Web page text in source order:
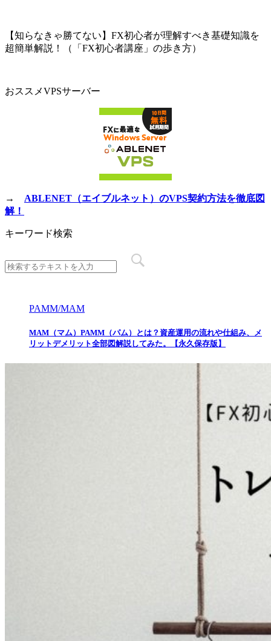
【知らなきゃ勝てない】FX初心者が理解すべき基礎知識を
超簡単解説！（「FX初心者講座」の歩き方）
おススメVPSサーバー
→ ABLENET（エイブルネット）のVPS契約方法を徹底図
解！
キーワード検索
PAMM/MAM
MAM（マム）PAMM（パム）とは？資産運用の流れや仕組み、メ
リットデメリット全部図解説してみた。【永久保存版】